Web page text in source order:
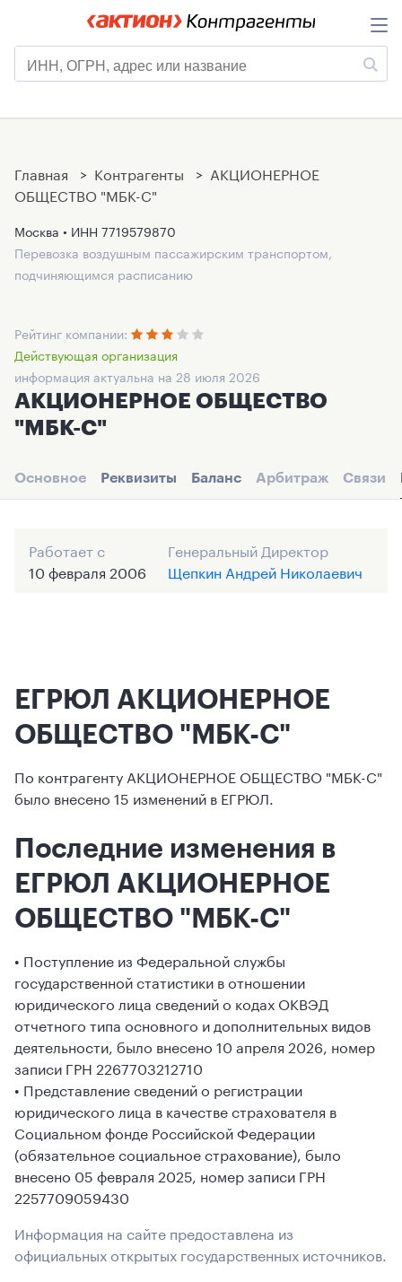
Главная > Контрагенты > АКЦИОНЕРНОЕ
ОБЩЕСТВО "МБК-С"
Москва • ИНН 7719579870
Перевозка воздушным пассажирским транспортом,
подчиняющимся расписанию
Рейтинг компании:
Действующая организация
информация актуальна на 28 июля 2026
АКЦИОНЕРНОЕ ОБЩЕСТВО
"МБК-С"
Основное Реквизиты Баланс Арбитраж Связи
Работает с
10 февраля 2006
Генеральный Директор
Щепкин Андрей Николаевич
ЕГРЮЛ АКЦИОНЕРНОЕ
ОБЩЕСТВО "МБК-С"
По контрагенту АКЦИОНЕРНОЕ ОБЩЕСТВО "МБК-С"
было внесено 15 изменений в ЕГРЮЛ.
Последние изменения в
ЕГРЮЛ АКЦИОНЕРНОЕ
ОБЩЕСТВО "МБК-С"
• Поступление из Федеральной службы
государственной статистики в отношении
юридического лица сведений о кодах ОКВЭД
отчетного типа основного и дополнительных видов
деятельности, было внесено 10 апреля 2026, номер
записи ГРН 2267703212710
• Представление сведений о регистрации
юридического лица в качестве страхователя в
Социальном фонде Российской Федерации
(обязательное социальное страхование), было
внесено 05 февраля 2025, номер записи ГРН
2257709059430
Информация на сайте предоставлена из
официальных открытых государственных источников.